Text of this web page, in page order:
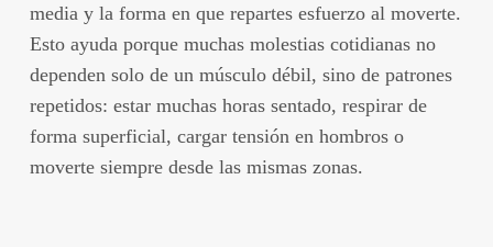
media y la forma en que repartes esfuerzo al moverte.
Esto ayuda porque muchas molestias cotidianas no
dependen solo de un músculo débil, sino de patrones
repetidos: estar muchas horas sentado, respirar de
forma superficial, cargar tensión en hombros o
moverte siempre desde las mismas zonas.